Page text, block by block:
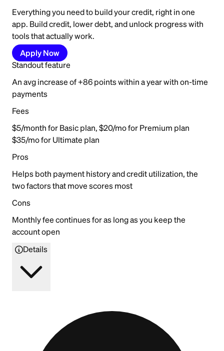
Everything you need to build your credit, right in one
app. Build credit, lower debt, and unlock progress with
tools that actually work.
Apply Now
Standout feature
An avg increase of +86 points within a year with on-time
payments
Fees
$5/month for Basic plan, $20/mo for Premium plan
$35/mo for Ultimate plan
Pros
Helps both payment history and credit utilization, the
two factors that move scores most
Cons
Monthly fee continues for as long as you keep the
account open
Details